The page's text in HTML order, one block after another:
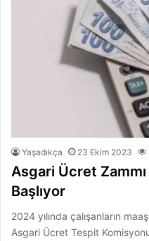
Yaşadıkça 23 Ekim 2023
Asgari Ücret
Başlıyor
2024 yılında çalışanların
Asgari Ücret Tespit